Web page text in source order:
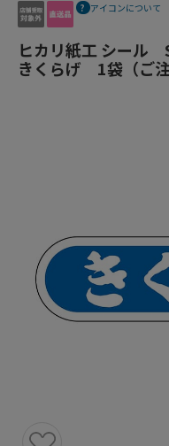
アイコンについて
ヒカリ紙工 シール
きくらげ 1袋（ご注